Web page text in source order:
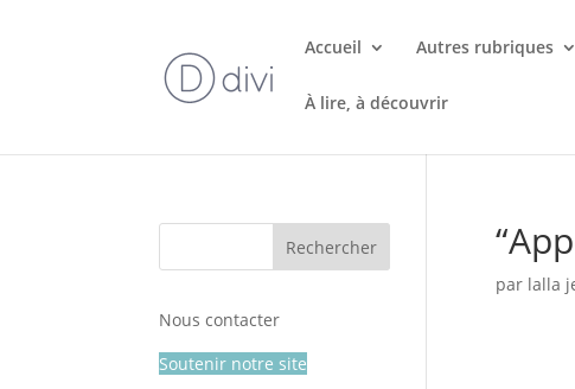
Accueil Autres rubriques
À lire, à découvrir
par lalla
Nous contacter
Soutenir notre site